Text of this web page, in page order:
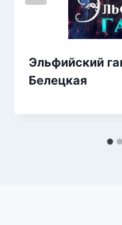
Эльфийский
Белецкая